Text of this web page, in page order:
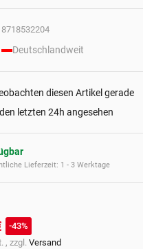
8718532204
Deutschlandweit
diesen Artikel gerade
letzten 24h angesehen
Lieferzeit: 1 - 3 Werktage
43%
, zzgl. Versand